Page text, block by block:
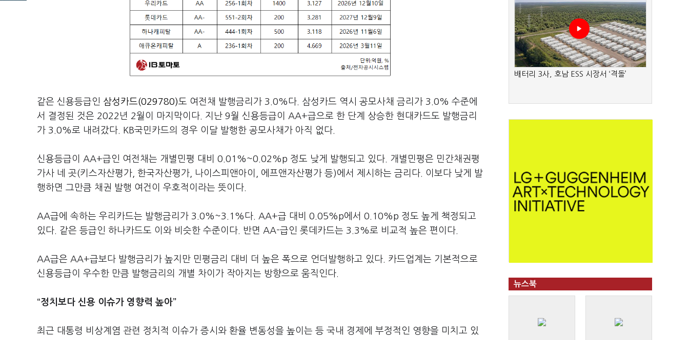
같은 신용등급인 삼성카드(029780)도 여전채 발행금리가 3.0%다. 삼성카드 역시 공모사채 금리가 3.0% 수준에
서 결정된 것은 2022년 2월이 마지막이다. 지난 9월 신용등급이 AA+급으로 한 단계 상승한 현대카드도 발행금리
가 3.0%로 내려갔다. KB국민카드의 경우 이달 발행한 공모사채가 아직 없다.
신용등급이 AA+급인 여전채는 개별민평 대비 0.01%~0.02%p 정도 낮게 발행되고 있다. 개별민평은 민간채권평
가사 네 곳(키스자산평가, 한국자산평가, 나이스피앤아이, 에프앤자산평가 등)에서 제시하는 금리다. 이보다 낮게 발
행하면 그만큼 채권 발행 여건이 우호적이라는 뜻이다.
AA급에 속하는 우리카드는 발행금리가 3.0%~3.1%다. AA+급 대비 0.05%p에서 0.10%p 정도 높게 책정되고
있다. 같은 등급인 하나카드도 이와 비슷한 수준이다. 반면 AA-급인 롯데카드는 3.3%로 비교적 높은 편이다.
AA급은 AA+급보다 발행금리가 높지만 민평금리 대비 더 높은 폭으로 언더발행하고 있다. 카드업계는 기본적으로
신용등급이 우수한 만큼 발행금리의 개별 차이가 작아지는 방향으로 움직인다.
“정치보다 신용 이슈가 영향력 높아”
최근 대통령 비상계염 관련 정치적 이슈가 증시와 환율 변동성을 높이는 등 국내 경제에 부정적인 영향을 미치고 있
배터리 3사, 호남 ESS 시장서 ‘격돌’
뉴스북